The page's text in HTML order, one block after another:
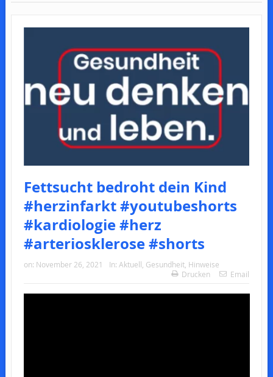
Fettsucht bedroht dein Kind
#herzinfarkt #youtubeshorts
#kardiologie #herz
#arteriosklerose #shorts
on: November 26, 2021 In: Aktuell Gesundheit, Hinweise
Drucken
Email